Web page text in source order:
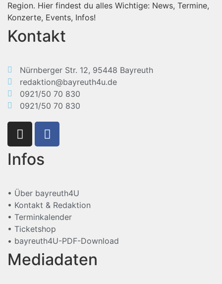
Region. Hier findest du alles Wichtige: News, Termine,
Konzerte, Events, Infos!
Kontakt
Nürnberger Str. 12, 95448 Bayreuth
redaktion@bayreuth4u.de
0921/50 70 830
0921/50 70 830
Infos
• Über bayreuth4U
• Kontakt & Redaktion
• Terminkalender
• Ticketshop
• bayreuth4U-PDF-Download
Mediadaten